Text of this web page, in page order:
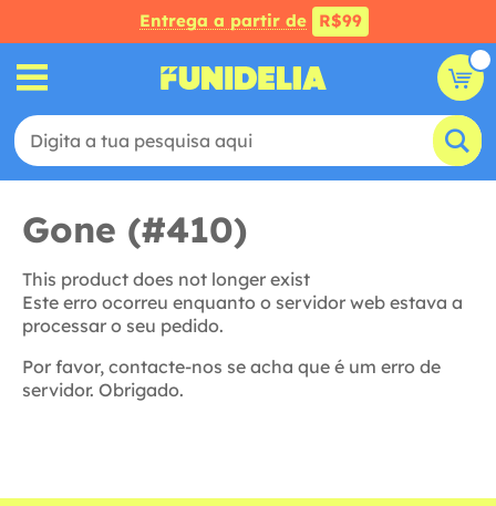
Entrega a partir de R$99
Gone (#410)
This product does not longer exist
Este erro ocorreu enquanto o servidor web estava a
processar o seu pedido.
Por favor, contacte-nos se acha que é um erro de
servidor. Obrigado.